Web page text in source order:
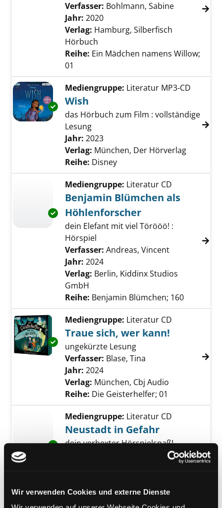
Wir verwenden Cookies und externe Dienste
Verfasser: Bohlmann, Sabine Suche
Jahr: 2020
Verlag: Hamburg, Silberfisch
Hörbuch
Reihe: Ein Mädchen namens Willow;
01
Exemplar-Details von Wish anzeigen
Mediengruppe: Literatur MP3-CD
Wish
das Hörbuch zum Film : vollständige
Lesung
Suche nach diesem Verfasser
Jahr: 2023
Verlag: München, Der Hörverlag
Reihe: Disney
Exemplar-Details von Benjamin Blümchen
Mediengruppe: Literatur CD
Benjamin Blümchen als
Höhlenforscher
dein Elefant mit viel Törööö! :
Hörspiel
Verfasser: Andreas, Vincent
Jahr: 2024
Verlag: Berlin, Kiddinx Studios
GmbH
Reihe: Benjamin Blümchen; 160
Exemplar-Details von Traue sich, wer kann!
Mediengruppe: Literatur CD
Traue sich, wer kann!
ungekürzte Lesung
Verfasser: Blase, Tina Suche nach
Jahr: 2024
Verlag: München, Cbj Audio
Reihe: Die Geisterhelfer; 01
Exemplar-Details von Neustadt in Gefahr
Mediengruppe: Literatur CD
Neustadt in Gefahr
dein verhexter Hörspielspaß!
Weigand, Klaus-PeterSuche
Berlin, Kiddinx